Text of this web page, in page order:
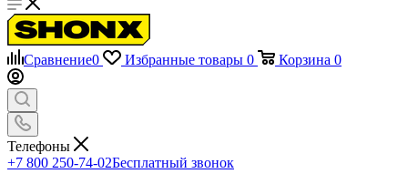
Сравнение0 Избранные товары 0 Корзина 0
Телефоны
+7 800 250-74-02Бесплатный звонок